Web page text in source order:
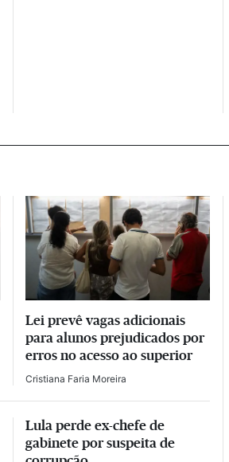
Lei prevê vagas adicionais
para alunos prejudicados por
erros no acesso ao superior
Cristiana Faria Moreira
Lula perde ex-chefe de
gabinete por suspeita de